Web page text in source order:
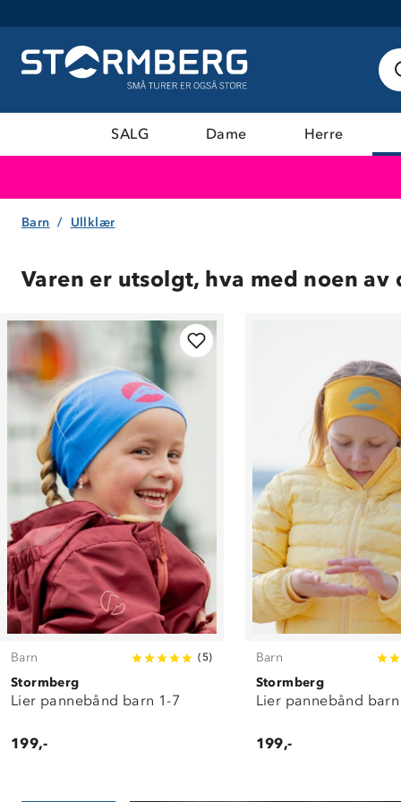
SALG Dame Herre
Barn Ullklær
Varen er utsolgt, hva med noen av
Barn (5)
Stormberg
Lier pannebånd barn 1-7
199,-
Barn
Stormberg
Lier pannebånd barn
199,-